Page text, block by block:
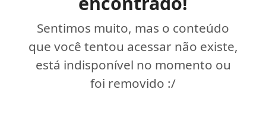
Sentimos muito, mas o conteúdo
que você tentou acessar não existe,
está indisponível no momento ou
foi removido :/